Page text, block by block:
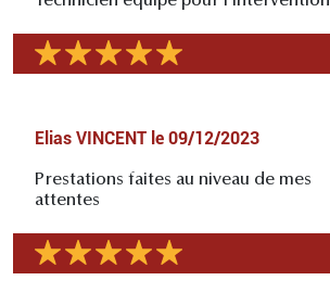
Elias VINCENT le 09/12/2023
Prestations faites au niveau de mes
attentes